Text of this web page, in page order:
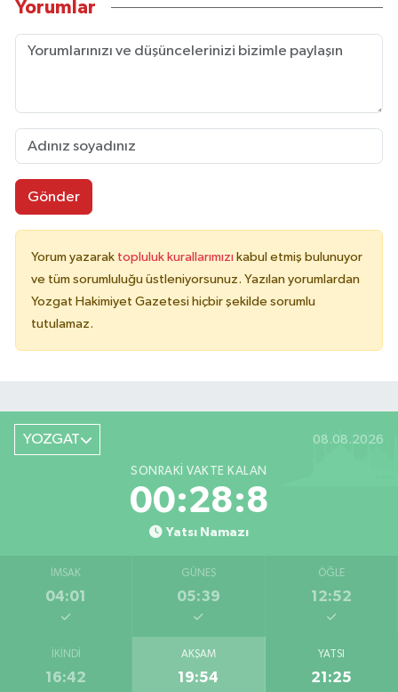
Yorumlar
Gönder
Yorum yazarak topluluk kurallarımızı kabul etmiş bulunuyor
ve tüm sorumluluğu üstleniyorsunuz. Yazılan yorumlardan
Yozgat Hakimiyet Gazetesi hiçbir şekilde sorumlu
tutulamaz.
YOZGAT 08.08.2026
SONRAKI VAKTE KALAN
00:28:8
Yatsı Namazı
İMSAK
04:01
GÜNEŞ
05:39
ÖĞLE
12:52
İKINDI
16:42
AKŞAM
19:54
YATSI
21:25